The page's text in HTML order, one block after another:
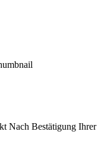
Nach Bestätigung Ihrer